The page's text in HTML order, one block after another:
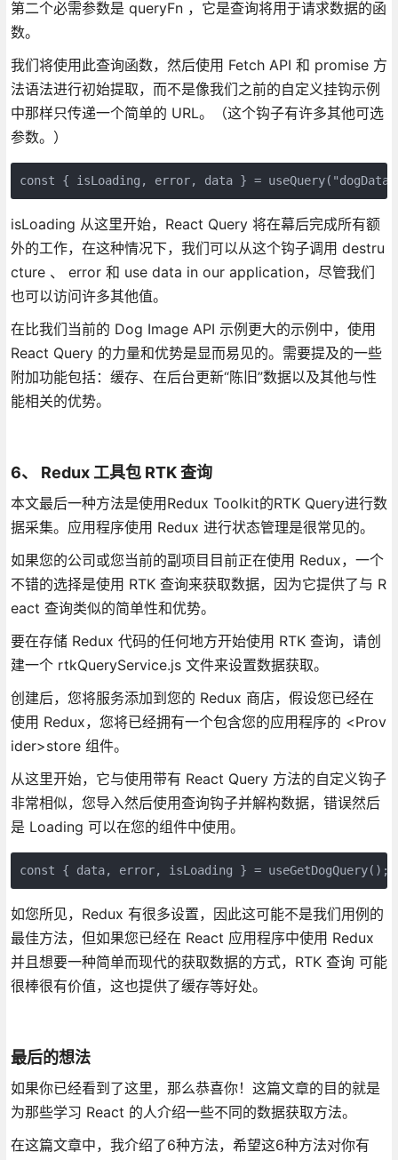
第二个必需参数是 queryFn ，它是查询将用于请求数据的函
数。
我们将使用此查询函数，然后使用 Fetch API 和 promise 方
法语法进行初始提取，而不是像我们之前的自定义挂钩示例
中那样只传递一个简单的 URL。（这个钩子有许多其他可选
参数。）
const { isLoading, error, data } =
isLoading 从这里开始，React Query 将在幕后完成所有额
外的工作，在这种情况下，我们可以从这个钩子调用 destru
cture 、 error 和 use data in our application，尽管我们
也可以访问许多其他值。
在比我们当前的 Dog Image API 示例更大的示例中，使用
React Query 的力量和优势是显而易见的。需要提及的一些
附加功能包括：缓存、在后台更新“陈旧”数据以及其他与性
能相关的优势。
6、 Redux 工具包 RTK 查询
本文最后一种方法是使用Redux Toolkit的RTK Query进行数
据采集。应用程序使用 Redux 进行状态管理是很常见的。
如果您的公司或您当前的副项目目前正在使用 Redux，一个
不错的选择是使用 RTK 查询来获取数据，因为它提供了与 R
eact 查询类似的简单性和优势。
要在存储 Redux 代码的任何地方开始使用 RTK 查询，请创
建一个 rtkQueryService.js 文件来设置数据获取。
创建后，您将服务添加到您的 Redux 商店，假设您已经在
使用 Redux，您将已经拥有一个包含您的应用程序的 <Prov
ider>store 组件。
从这里开始，它与使用带有 React Query 方法的自定义钩子
非常相似，您导入然后使用查询钩子并解构数据，错误然后
是 Loading 可以在您的组件中使用。
const { data, error, isLoading } = useGetDogQuery();
如您所见，Redux 有很多设置，因此这可能不是我们用例的
最佳方法，但如果您已经在 React 应用程序中使用 Redux
并且想要一种简单而现代的获取数据的方式，RTK 查询 可能
很棒很有价值，这也提供了缓存等好处。
最后的想法
如果你已经看到了这里，那么恭喜你！这篇文章的目的就是
为那些学习 React 的人介绍一些不同的数据获取方法。
在这篇文章中，我介绍了6种方法，希望这6种方法对你有